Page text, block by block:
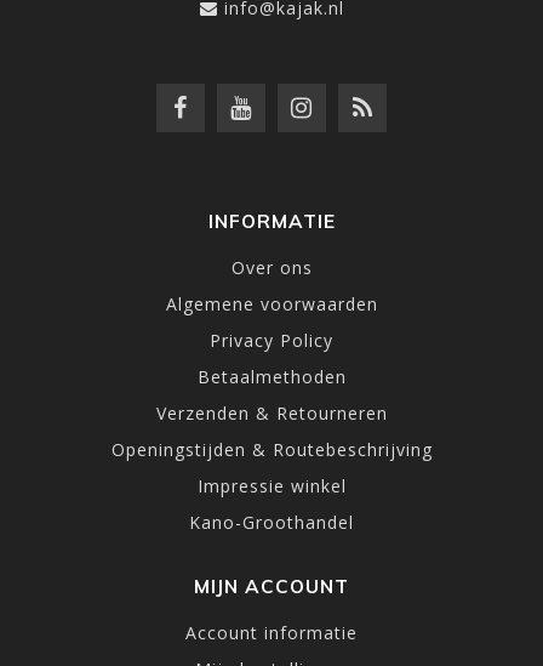
info@kajak.nl
INFORMATIE
Over ons
Algemene voorwaarden
Privacy Policy
Betaalmethoden
Verzenden & Retourneren
Openingstijden & Routebeschrijving
Impressie winkel
Kano-Groothandel
MIJN ACCOUNT
Account informatie